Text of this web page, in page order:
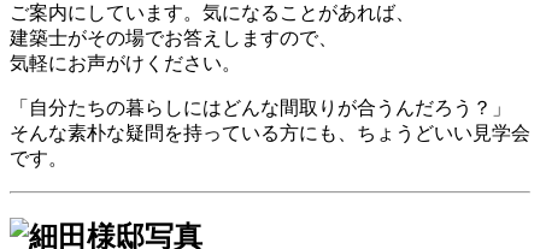
ご案内にしています。気になることがあれば、
建築士がその場でお答えしますので、
気軽にお声がけください。
「自分たちの暮らしにはどんな間取りが合うんだろう？」
そんな素朴な疑問を持っている方にも、ちょうどいい見学会
です。